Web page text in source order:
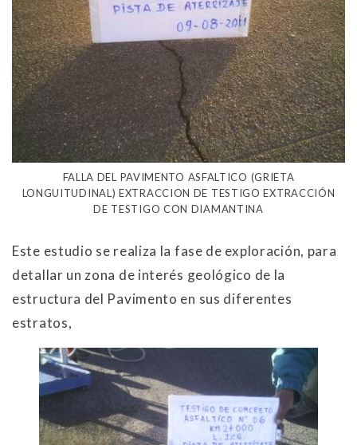
FALLA DEL PAVIMENTO ASFALTICO (GRIETA
LONGUITUDINAL) EXTRACCION DE TESTIGO EXTRACCIÓN
DE TESTIGO CON DIAMANTINA
Este estudio se realiza la fase de exploración, para
detallar un zona de interés geológico de la
estructura del Pavimento en sus diferentes
estratos,